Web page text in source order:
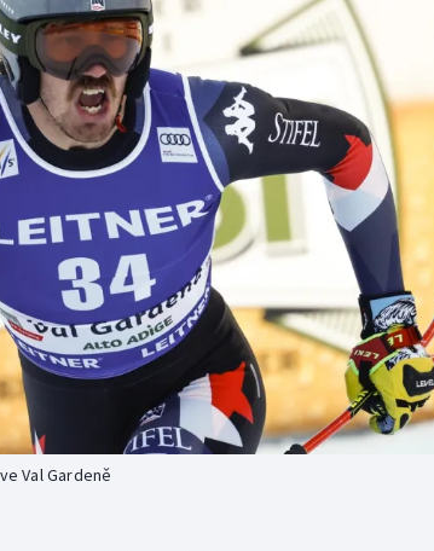
Moderní pětiboj
Motorsport
Olympijské hry
Parasport
Plavání
Plážový volejbal
Val Gardeně